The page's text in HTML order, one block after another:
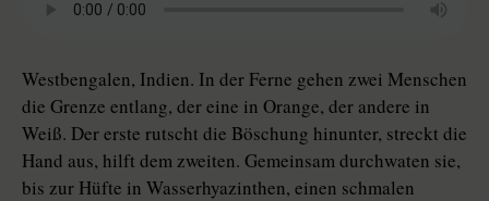
Westbengalen, Indien. In der Ferne gehen zwei Menschen
die Grenze entlang, der eine in Orange, der andere in
Weiß. Der erste rutscht die Böschung hinunter, streckt die
Hand aus, hilft dem zweiten. Gemeinsam durchwaten sie,
bis zur Hüfte in Wasserhyazinthen, einen schmalen